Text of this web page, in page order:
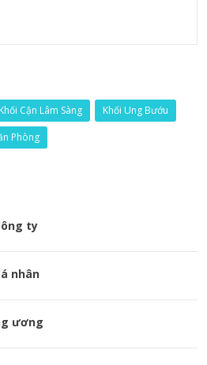
Khối Cận Lâm Sàng
Khối Ung Bướu
Phòng
ty
nhân
ương